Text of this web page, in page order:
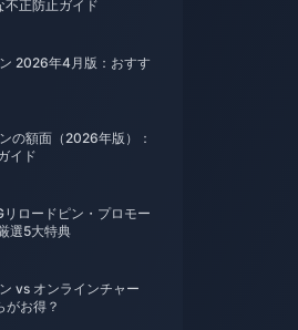
不正防止ガイド
2026年4月版：おすす
の額面（2026年版）：
イド
ロードピン・プロモー
選5大特典
vs オンラインチャー
がお得？